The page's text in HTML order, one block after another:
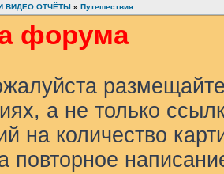
ВИДЕО ОТЧЁТЫ » Путешествия
форума
а не только
на количество
повторное